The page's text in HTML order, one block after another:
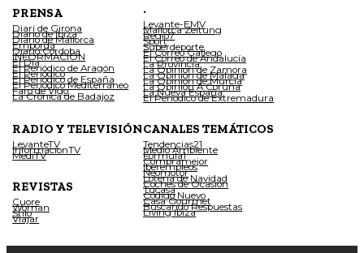
PRENSA
Diari de Girona
Diario de Ibiza
Diario de Mallorca
Empordà
Diario Córdoba
INFORMACIÓN
El Día
El Periódico de Aragón
El Periódico
El Periódico de España
El Periódico Mediterráneo
Faro de Vigo
La Crónica de Badajoz
.
Levante-EMV
Mallorca Zeitung
Regio7
Sport
Superdeporte
El Correo Gallego
El Correo de Andalucía
La Provincia
La Opinión de Zamora
La Opinión de Málaga
La Opinión de Murcia
La Opinión A Coruña
La Nueva España
El Periódico de Extremadura
RADIO Y TELEVISIÓN
LevanteTV
InformacionTV
MediTV
REVISTAS
Cuore
Woman
Stilo
Viajar
CANALES TEMÁTICOS
Tendencias21
Medio Ambiente
Fórmula1
Compramejor
Iberempleos
Neomotor
Lotería de Navidad
Coches de Ocasión
Tucasa
Código Nuevo
Casa Gourmet
Buscando Respuestas
Living Ibiza